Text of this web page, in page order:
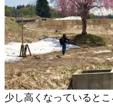
少し高くなっていると